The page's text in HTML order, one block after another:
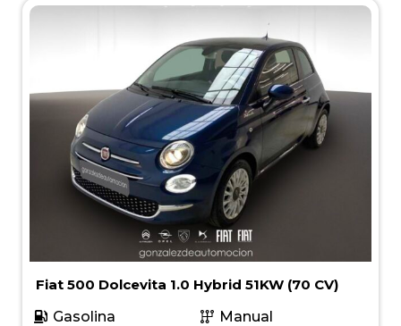
Fiat 500 Dolcevita 1.0 Hybrid 51KW (70 CV)
Gasolina
Manual